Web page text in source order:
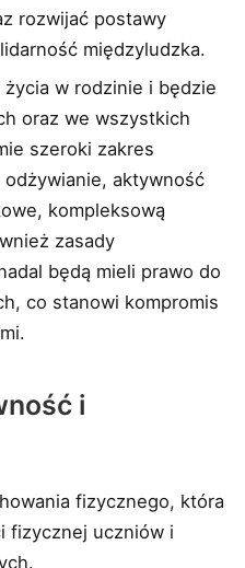
rozwijać postawy
międzyludzka.
w rodzinie i będzie
oraz we wszystkich
szeroki zakres
aktywność
kompleksową
zasady
będą mieli prawo do
co stanowi kompromis
i
fizycznego, która
fizycznej uczniów i